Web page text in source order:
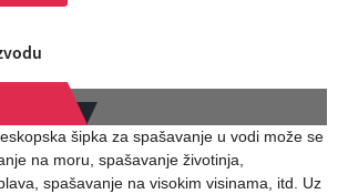
šipka za spašavanje u vodi može se
na moru, spašavanje životinja,
spašavanje na visokim visinama, itd. Uz